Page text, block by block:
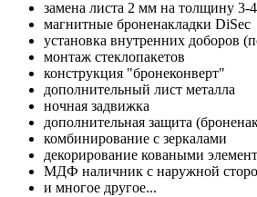
замена листа 2 мм на толщину 3-
магнитные броненакладки DiSec
установка внутренних доборов
монтаж стеклопакетов
конструкция "бронеконверт"
дополнительный лист металла
ночная задвижка
дополнительная защита
комбинирование с зеркалами
декорирование коваными
МДФ наличник с наружной
и многое другое...